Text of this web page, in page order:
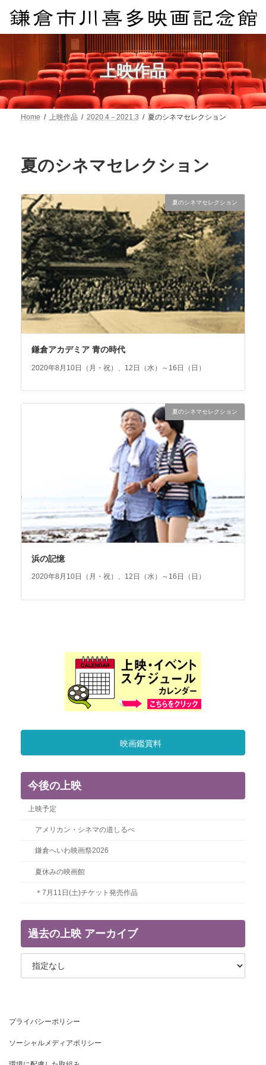
ン
ス
キ
ッ
プ
ー
ン
に
移
動
上映作品
Home 上映作品 2020.4－2021.3 夏のシネマセレクション
夏のシネマセレクション
夏のシネマセレクション
鎌倉アカデミア 青の時代
2020年8月10日（月・祝）、12日（水）～16日（日）
夏のシネマセレクション
浜の記憶
2020年8月10日（月・祝）、12日（水）～16日（日）
映画鑑賞料
今後の上映
上映予定
アメリカン・シネマの道しるべ
鎌倉へいわ映画祭2026
夏休みの映画館
＊7月11日(土)チケット発売作品
過去の上映 アーカイブ
プライバシーポリシー
ソーシャルメディアポリシー